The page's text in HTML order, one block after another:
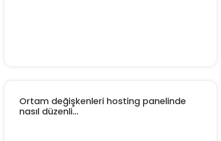
Ortam değişkenleri hosting panelinde
nasıl düzenli...